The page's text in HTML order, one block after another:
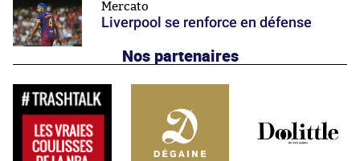
Mercato
Liverpool se renforce en défense
Nos partenaires